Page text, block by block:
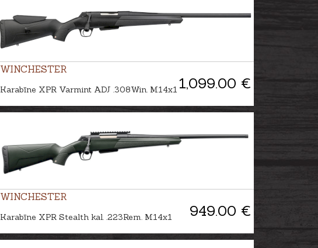
WINCHESTER
1,099.00 €
Karabīne XPR Varmint ADJ .308Win. M14x1
WINCHESTER
949.00 €
Karabīne XPR Stealth kal. .223Rem. M14x1